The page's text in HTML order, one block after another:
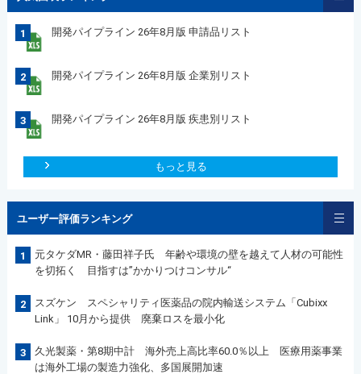
1 開発パイプライン 26年8月版 申請品リスト
2 開発パイプライン 26年8月版 企業別リスト
3 開発パイプライン 26年8月版 疾患別リスト
もっと見る
ユーザー評価ランキング
1
元タケダMR・藤田祥子氏 年齢や環境の壁を越えて人材の可能性
を切拓く 目指すは”かかりつけコンサル“
2
スズケン スペシャリティ医薬品の院内輸送システム「Cubixx
Link」 10月から提供 廃棄ロスを最小化
3
久光製薬・第8期中計 海外売上高比率60.0％以上 医療用薬事業
は海外工場の製造力強化、多国展開加速